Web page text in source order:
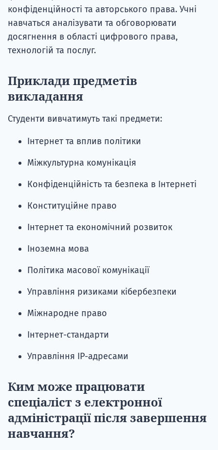
конфіденційності та авторського права. Учні
навчаться аналізувати та обговорювати
досягнення в області цифрового права,
технологій та послуг.
Приклади предметів
викладання
Студенти вивчатимуть такі предмети:
Інтернет та вплив політики
Міжкультурна комунікація
Конфіденційність та безпека в Інтернеті
Конституційне право
Інтернет та економічний розвиток
Іноземна мова
Політика масової комунікації
Управління ризиками кібербезпеки
Міжнародне право
Інтернет-стандарти
Управління IP-адресами
Ким може працювати
спеціаліст з електронної
адміністрації після завершення
навчання?